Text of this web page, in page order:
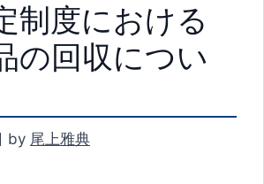
制度における
の回収につい
by 尾上雅典